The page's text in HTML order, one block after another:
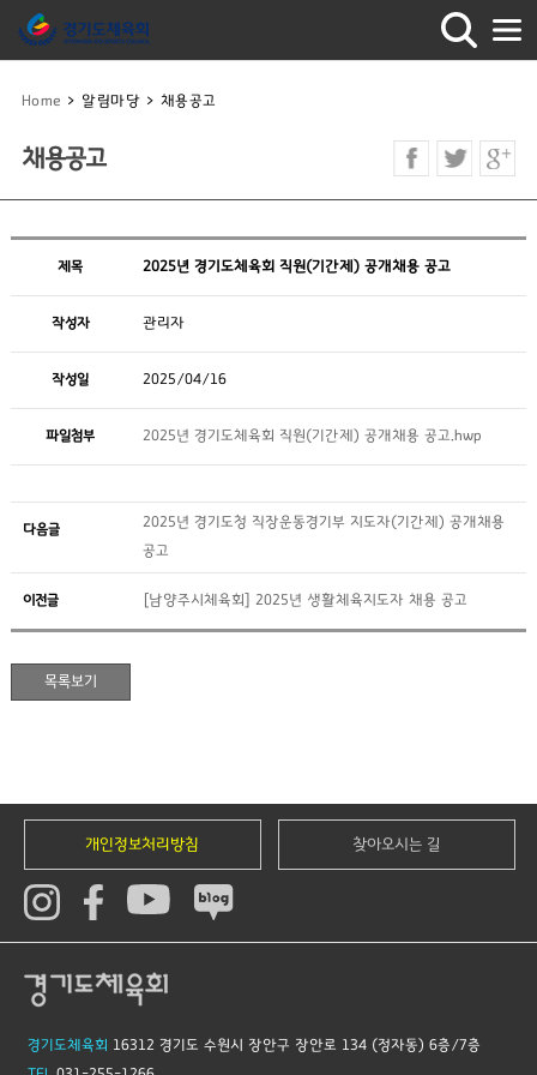
Home > 알림마당 > 채용공고
채용공고
제목 2025년 경기도체육회 직원(기간제) 공개채용 공고
작성자 관리자
작성일 2025/04/16
파일첨부 2025년 경기도체육회 직원(기간제) 공개채용 공고.hwp
다음글
2025년 경기도청 직장운동경기부 지도자(기간제) 공개채용
공고
이전글 [남양주시체육회] 2025년 생활체육지도자 채용 공고
개인정보처리방침 찾아오시는 길
경기도체육회 16312 경기도 수원시 장안구 장안로 134 (정자동) 6층/7층